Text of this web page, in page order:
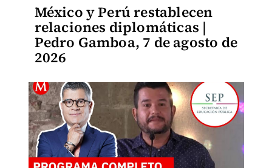
México y Perú restablecen
relaciones diplomáticas |
Pedro Gamboa, 7 de agosto de
2026